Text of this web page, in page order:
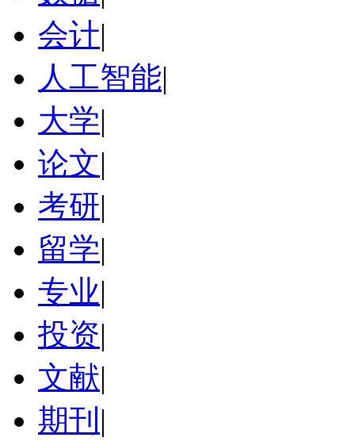
会计|
人工智能|
大学|
论文|
考研|
留学|
专业|
投资|
文献|
期刊 |